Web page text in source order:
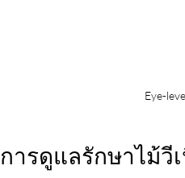
Eye-
การดูแลรักษาไม้วี